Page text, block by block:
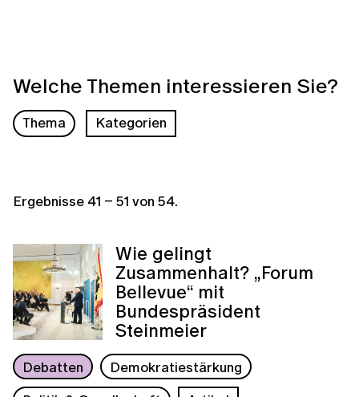
Welche Themen interessieren Sie?
Thema Kategorien
Ergebnisse 41 – 51 von 54.
Wie gelingt
Zusammenhalt? „Forum
Bellevue“ mit
Bundespräsident
Steinmeier
Debatten
Demokratiestärkung